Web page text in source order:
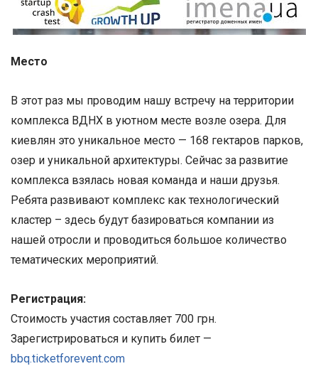
Место
В этот раз мы проводим нашу встречу на территории
комплекса ВДНХ в уютном месте возле озера. Для
киевлян это уникальное место — 168 гектаров парков,
озер и уникальной архитектуры. Сейчас за развитие
комплекса взялась новая команда и наши друзья.
Ребята развивают комплекс как технологический
кластер – здесь будут базироваться компании из
нашей отросли и проводиться большое количество
тематических мероприятий.
Регистрация:
Стоимость участия составляет 700 грн.
Зарегистрироваться и купить билет —
bbq.ticketforevent.com